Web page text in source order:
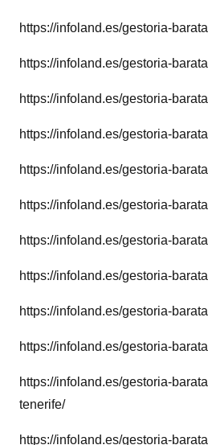
https://infoland.es/gestoria-
https://infoland.es/gestoria-
https://infoland.es/gestoria-
https://infoland.es/gestoria-
https://infoland.es/gestoria-
https://infoland.es/gestoria-
https://infoland.es/gestoria-
https://infoland.es/gestoria-
https://infoland.es/gestoria-
https://infoland.es/gestoria-
https://infoland.es/gestoria-
tenerife/
https://infoland.es/gestoria-